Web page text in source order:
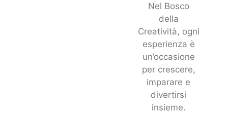
Nel Bosco
della
Creatività, ogni
esperienza è
un’occasione
per crescere,
imparare e
divertirsi
insieme.